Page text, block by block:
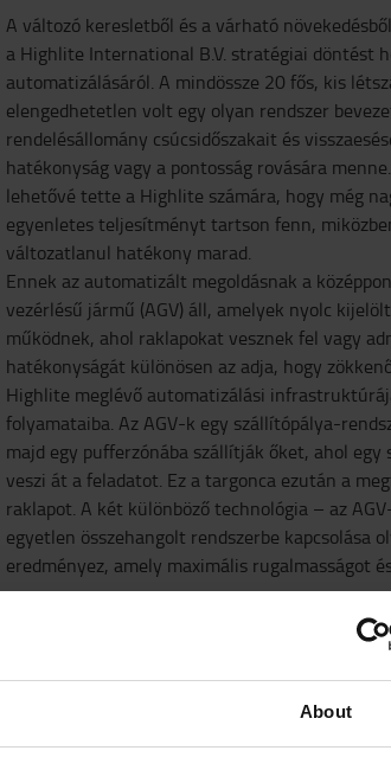
About
A változó keresletből és a várható
a Highlite International B.V. stratégiai döntést
automatizálásáról. A mindössze 20 fős, kis
elengedhetetlen volt egy olyan rendszer
rendelésállomány csúcsidőszakait és
hatékonyság vagy a pontosság rovására
lehetővé tette a Highlite számára, hogy még
egyenletes teljesítményt tartson fenn,
változatlanul hatékony marad.
Ennek az automatizált megoldásnak a
vezérlésű jármű (AGV) áll, amelyek nyolc
működnek, ahol raklapokat vesznek fel vagy
hatékonyságát különösen az adja, hogy
Highlite meglévő automatizálási
folyamataiba. Az AGV-k egy szállítópálya-
majd egy pufferzónába szállítják őket, ahol egy
veszi át a feladatot. Ez a targonca ezután a
raklapot. A két különböző technológia – az
egyetlen összehangolt rendszerbe kapcsolása
eredményez, amely maximális rugalmasságot